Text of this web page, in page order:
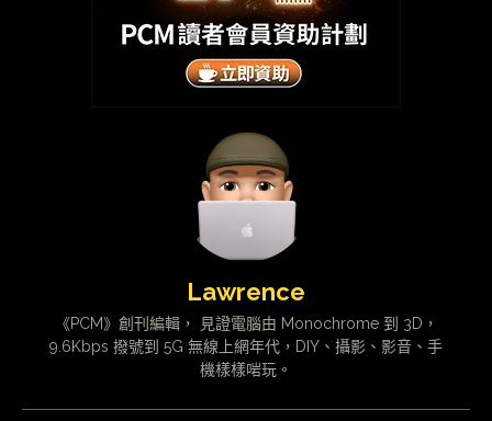
Lawrence
《PCM》創刊編輯， 見證電腦由 Monochrome 到 3D，
9.6Kbps 撥號到 5G 無線上網年代，DIY、攝影、影音、手
機樣樣啱玩。